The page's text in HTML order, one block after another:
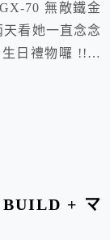
70 無敵鐵金
看她一直念念
日禮物囉 !!這
+ マ